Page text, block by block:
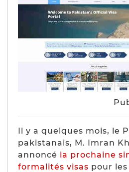
Il y a quelques mois, le
pakistanais, M. Imran
annoncé la prochaine
formalités visas pour